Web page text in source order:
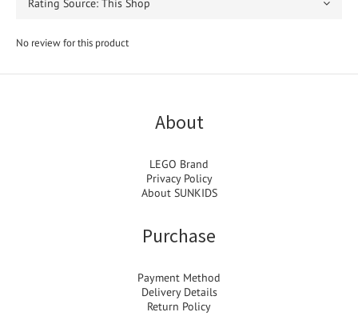
No review for this product
About
LEGO Brand
Privacy Policy
About SUNKIDS
Purchase
Payment Method
Delivery Details
Return Policy